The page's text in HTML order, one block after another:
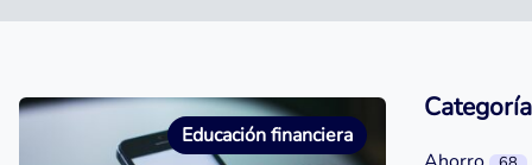
Educación financiera